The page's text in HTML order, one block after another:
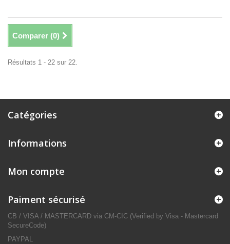
Comparer (0)
Résultats 1 - 22 sur 22.
Catégories
Informations
Mon compte
Paiment sécurisé
CB / VISA / MASTERCARD via CM-CIC (Verified by Visa - Mastercard
SecureCode)
PAYPAL